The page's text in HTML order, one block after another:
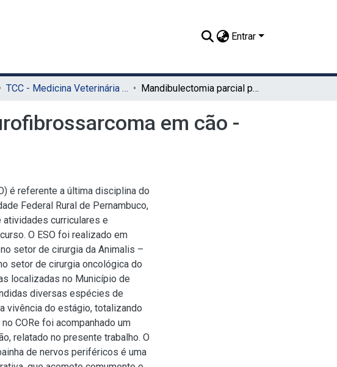
Entrar
TCC - Medicina Veterinária (Sede) Mandibulectomia parcial para exérese de neurofibrossarcoma em cão - Relato de caso
em cão -
é referente a última disciplina do
Federal Rural de Pernambuco,
curriculares e
O ESO foi realizado em
setor de cirurgia da Animalis –
setor de cirurgia oncológica do
localizadas no Município de
diversas espécies de
vivência do estágio, totalizando
CORe foi acompanhado um
relatado no presente trabalho. O
de nervos periféricos é uma